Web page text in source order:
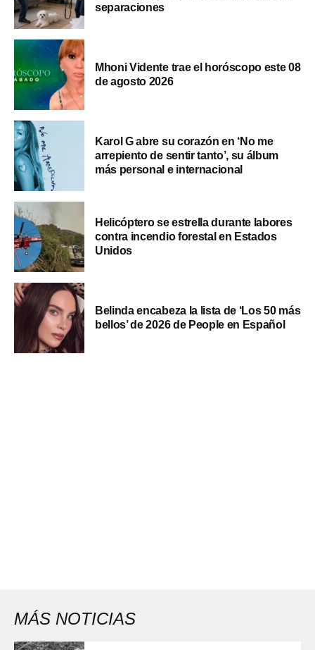
separaciones
Mhoni Vidente trae el horóscopo este 08
de agosto 2026
Karol G abre su corazón en ‘No me
arrepiento de sentir tanto’, su álbum
más personal e internacional
Helicóptero se estrella durante labores
contra incendio forestal en Estados
Unidos
Belinda encabeza la lista de ‘Los 50 más
bellos’ de 2026 de People en Español
MÁS NOTICIAS